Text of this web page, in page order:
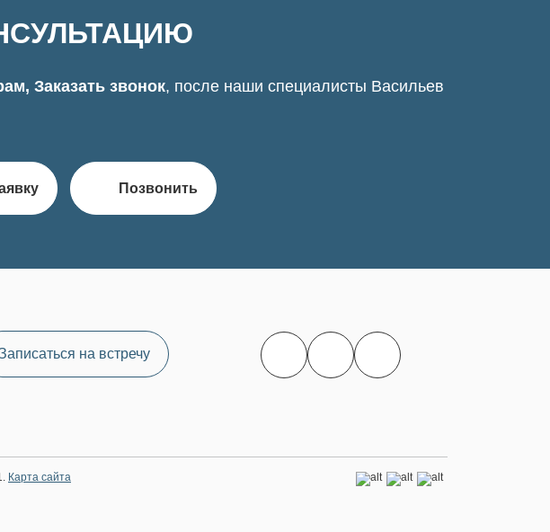
Заказать звонок, после наши специалисты Васильев
Позвонить
на встречу
Карта сайта